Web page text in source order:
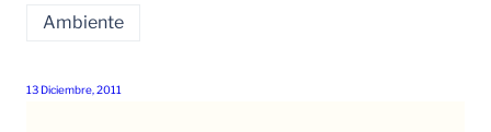
Ambiente
13 Diciembre, 2011